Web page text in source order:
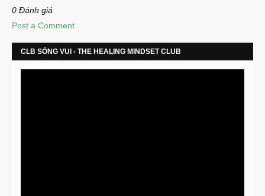
0 Đánh giá
Post a Comment
CLB SỐNG VUI - THE HEALING MINDSET CLUB